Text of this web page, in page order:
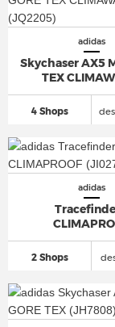
adidas
Skychaser AX5
TEX
4 Shops
adidas
2 Shops